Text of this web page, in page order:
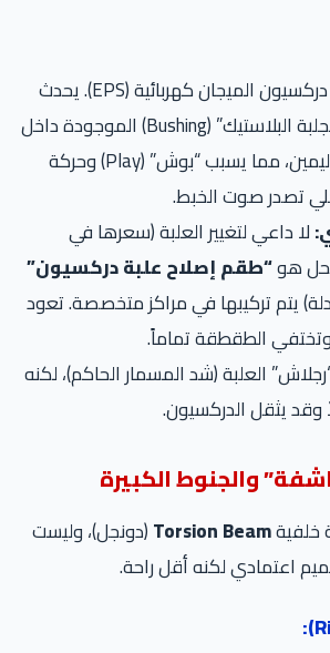
علبة دركسيون الميجان كهربائية (EPS). يحدث
تآكل مبكر في “الجلبة البلاستيك” (Bushing) الموجودة داخل
العلبة من ناحية اليمين، مما يسبب “بوش” (Play) وحركة
تصدر صوت الخبط.
لا داعي لتغيير العلبة (سعرها في
هو“طقم إصلاح علبة دركسيون”
يتم تركيبها في مراكز متخصصة. تعود
وتختفي الطقطقة تماماً.
العلبة (شد المسمار الحاكم)، لكنه
وقد يثقل الدركسيون.
خلفيةTorsion Beam(دونجل)، وليست